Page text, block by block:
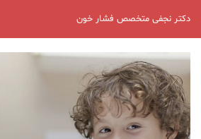
دکتر نجفی متخصص فشار خون